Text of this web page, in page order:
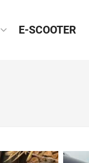
E-SCOOTER